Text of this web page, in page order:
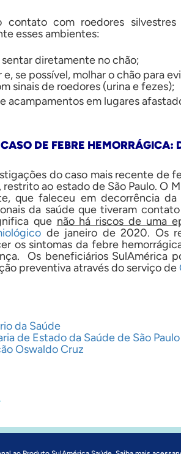
contato com roedores
esses ambientes:
diretamente no chão;
e, se possível, molhar o chão para
sinais de roedores (urina e fezes);
acampamentos em lugares
DE FEBRE HEMORRÁGICA:
do caso mais recente de
restrito ao estado de São Paulo. O
que faleceu em decorrência
da saúde que tiveram
que não há riscos de uma
de janeiro de 2020. Os
os sintomas da febre
Os beneficiários SulAmérica
preventiva através do serviço de
da Saúde
de Estado da Saúde de São Paulo
Oswaldo Cruz